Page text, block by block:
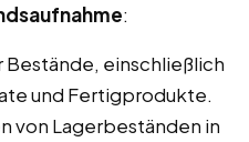
:
Bestände, einschließlich
und Fertigprodukte.
von Lagerbeständen in